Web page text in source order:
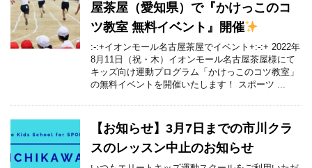
屋茶屋（愛知県）で『かけっこのコ
ツ教室 無料イベント』開催
:-:+イオンモール名古屋茶屋でイベント+:-:+ 2022年
8月11日（祝・木）イオンモール名古屋茶屋様にて
キッズ向け運動プログラム「かけっこのコツ教室」
の無料イベントを開催いたします！ スポーツ ...
【お知らせ】3月7日までの市川クラ
スのレッスン中止のお知らせ